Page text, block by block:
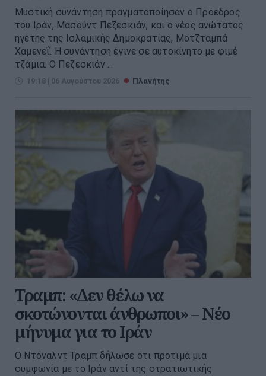
Μυστική συνάντηση πραγματοποίησαν ο Πρόεδρος
του Ιράν, Μασούντ Πεζεσκιάν, και ο νέος ανώτατος
ηγέτης της Ισλαμικής Δημοκρατίας, Μοτζταμπά
Χαμενεΐ. Η συνάντηση έγινε σε αυτοκίνητο με φιμέ
τζάμια. Ο Πεζεσκιάν ...
19:18 | 06 Αυγούστου 2026 Πλανήτης
Τραμπ: «Δεν θέλω να
σκοτώνονται άνθρωποι» – Νέο
μήνυμα για το Ιράν
Ο Ντόναλντ Τραμπ δήλωσε ότι προτιμά μια
συμφωνία με το Ιράν αντί της στρατιωτικής